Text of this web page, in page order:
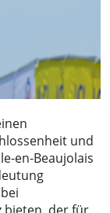
und
en-Beaujolais